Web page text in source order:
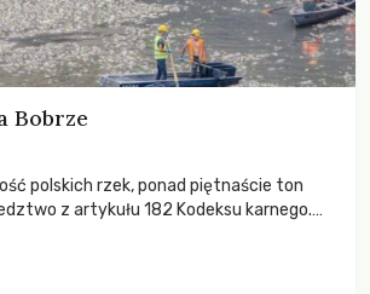
Bobrze
polskich rzek, ponad piętnaście ton
z artykułu 182 Kodeksu karnego.
do biologicznej śmierci rzeki.